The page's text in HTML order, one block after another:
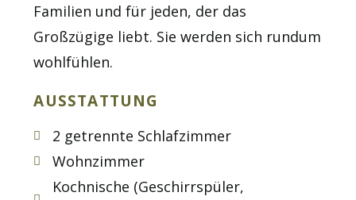
Familien und für jeden, der das
Großzügige liebt. Sie werden sich rundum
wohlfühlen.
AUSSTATTUNG
2 getrennte Schlafzimmer
Wohnzimmer
Kochnische (Geschirrspüler,